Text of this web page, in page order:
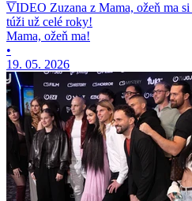
VIDEO Zuzana z Mama, ožeň ma
túži už celé roky!
Mama, ožeň ma!
•
19. 05. 2026